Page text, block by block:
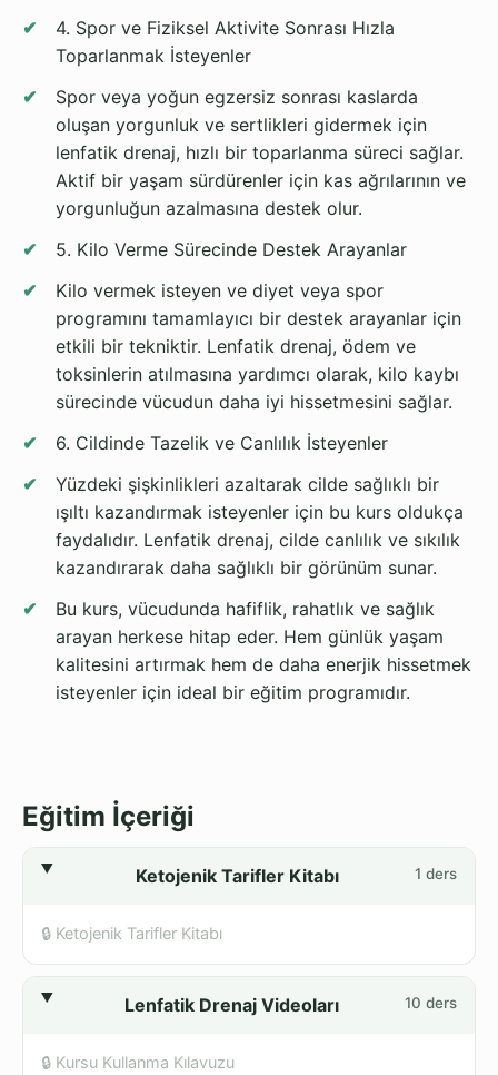
4. Spor ve Fiziksel Aktivite Sonrası Hızla
Toparlanmak İsteyenler
Spor veya yoğun egzersiz sonrası kaslarda
oluşan yorgunluk ve sertlikleri gidermek için
lenfatik drenaj, hızlı bir toparlanma süreci sağlar.
Aktif bir yaşam sürdürenler için kas ağrılarının ve
yorgunluğun azalmasına destek olur.
5. Kilo Verme Sürecinde Destek Arayanlar
Kilo vermek isteyen ve diyet veya spor
programını tamamlayıcı bir destek arayanlar için
etkili bir tekniktir. Lenfatik drenaj, ödem ve
toksinlerin atılmasına yardımcı olarak, kilo kaybı
sürecinde vücudun daha iyi hissetmesini sağlar.
6. Cildinde Tazelik ve Canlılık İsteyenler
Yüzdeki şişkinlikleri azaltarak cilde sağlıklı bir
ışıltı kazandırmak isteyenler için bu kurs oldukça
faydalıdır. Lenfatik drenaj, cilde canlılık ve sıkılık
kazandırarak daha sağlıklı bir görünüm sunar.
Bu kurs, vücudunda hafiflik, rahatlık ve sağlık
arayan herkese hitap eder. Hem günlük yaşam
kalitesini artırmak hem de daha enerjik hissetmek
isteyenler için ideal bir eğitim programıdır.
Eğitim İçeriği
Ketojenik Tarifler Kitabı 1 ders
🔒 Ketojenik Tarifler Kitabı
Lenfatik Drenaj Videoları 10 ders
🔒 Kursu Kullanma Kılavuzu